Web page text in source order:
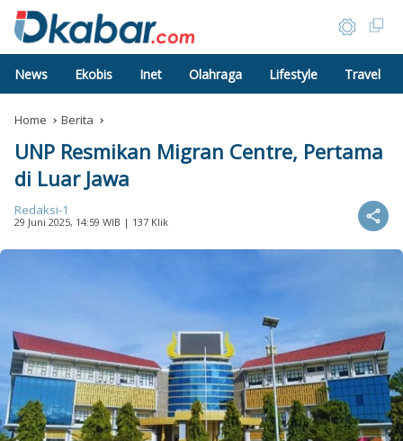
News Ekobis Inet Olahraga Lifestyle Travel
Home Berita
UNP Resmikan Migran Centre, Pertama
di Luar Jawa
Redaksi-1
29 Juni 2025, 14:59 WIB | 137 Klik